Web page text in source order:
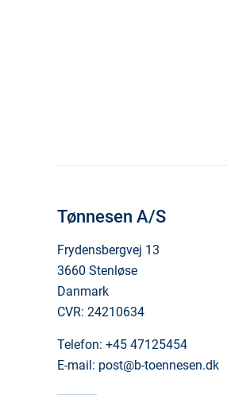
Tønnesen A/S
Frydensbergvej 13
3660 Stenløse
Danmark
CVR: 24210634
Telefon: +45 47125454
E-mail: post@b-toennesen.dk